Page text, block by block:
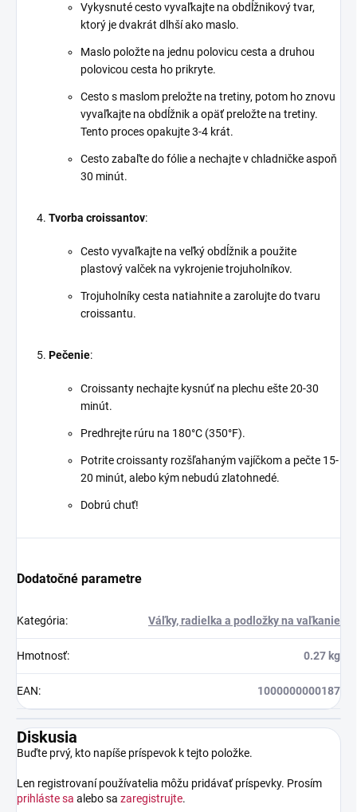
Vykysnuté cesto vyvaľkajte na obdĺžnikový tvar,
ktorý je dvakrát dlhší ako maslo.
Maslo položte na jednu polovicu cesta a druhou
polovicou cesta ho prikryte.
Cesto s maslom preložte na tretiny, potom ho znovu
vyvaľkajte na obdĺžnik a opäť preložte na tretiny.
Tento proces opakujte 3-4 krát.
Cesto zabaľte do fólie a nechajte v chladničke aspoň
30 minút.
Tvorba croissantov:
Cesto vyvaľkajte na veľký obdĺžnik a použite
plastový valček na vykrojenie trojuholníkov.
Trojuholníky cesta natiahnite a zarolujte do tvaru
croissantu.
Pečenie:
Croissanty nechajte kysnúť na plechu ešte 20-30
minút.
Predhrejte rúru na 180°C (350°F).
Potrite croissanty rozšľahaným vajíčkom a pečte 15-
20 minút, alebo kým nebudú zlatohnedé.
Dobrú chuť!
Dodatočné parametre
Kategória: Váľky, radielka a podložky na vaľkanie
Hmotnosť: 0.27 kg
EAN: 1000000000187
Diskusia
Buďte prvý, kto napíše príspevok k tejto položke.
Len registrovaní používatelia môžu pridávať príspevky. Prosím
prihláste sa alebo sa zaregistrujte.